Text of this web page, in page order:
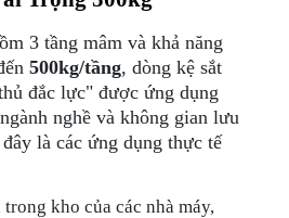
3 tầng mâm và khả năng
500kg/tầng, dòng kệ sắt
đắc lực" được ứng dụng
nghề và không gian lưu
là các ứng dụng thực tế
kho của các nhà máy,